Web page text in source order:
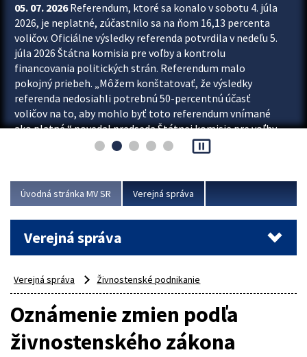
05. 07. 2026Referendum, ktoré sa konalo v sobotu 4. júla
2026, je neplatné, zúčastnilo sa na ňom 16,13 percenta
voličov. Oficiálne výsledky referenda potvrdila v nedeľu 5.
júla 2026 Štátna komisia pre voľby a kontrolu
financovania politických strán. Referendum malo
pokojný priebeh. „Môžem konštatovať, že výsledky
referenda nedosiahli potrebnú 50-percentnú účasť
voličov na to, aby mohlo byť toto referendum vnímané
ako platné,“ povedal predseda Štátnej komisie pre voľby
a kontrolu financovania politických...
pause_presentation
Úvodná stránka MV SR Verejná správa
Verejná správa
Verejná správa Živnostenské podnikanie
Oznámenie zmien podľa
živnostenského zákona